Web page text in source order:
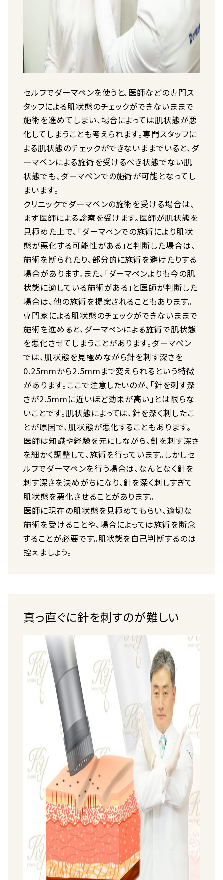
セルフでダーマペンを使うと、医師などの専門ス
タッフによる肌状態のチェックができないままで
施術を進めてしまい、場合によっては肌状態が悪
化してしまうことも考えられます。専門スタッフに
よる肌状態のチェックができないままでいると、ダ
ーマペンによる施術を受けるべき状態でない肌
状態でも、ダーマペンでの施術が可能となってし
まいます。
クリニックでダーマペンの施術を受ける場合は、
まず医師による診察を受けます。医師が肌状態を
見極めた上で、「ダーマペンでの施術により肌状
態が悪化する可能性がある」と判断した場合は、
施術を断られたり、部分的に施術を避けたりする
場合があります。また、「ダーマペンよりも今の肌
状態に適している施術がある」と医師が判断した
場合は、他の施術を提案されることもあります。
専門家による肌状態のチェックができないままで
施術を進めると、ダーマペンによる施術で肌状態
を悪化させてしまうことがあります。ダーマペン
では、肌状態を見極めながら針を刺す深さを
0.25mmから2.5mmまで変えられるという特徴
があります。ここで注意したいのが、「針を刺す深
さが2.5mmに近いほど効果が高い」とは限らな
いことです。肌状態によっては、針を深く刺したこ
とが原因で、肌状態が悪化することもあります。
医師は知識や経験を元にしながら、針を刺す深さ
を細かく調整して、施術を行っています。しかしセ
ルフでダーマペンを行う場合は、なんとなく針を
刺す深さを決めがちになり、針を深く刺しすぎて
肌状態を悪化させることがあります。
医師に現在の肌状態を見極めてもらい、適切な
施術を受けることや、場合によっては施術を断念
することが必要です。肌状態を自己判断するのは
控えましょう。
真っ直ぐに針を刺すのが難しい